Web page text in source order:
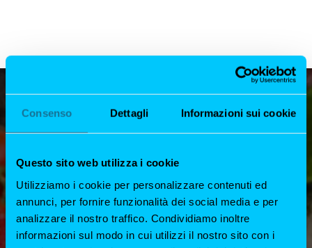
Consenso Dettagli Informazioni sui cookie
Questo sito web utilizza i cookie
Utilizziamo i cookie per personalizzare contenuti ed
annunci, per fornire funzionalità dei social media e per
analizzare il nostro traffico. Condividiamo inoltre
informazioni sul modo in cui utilizzi il nostro sito con i
DOVE SIAMO